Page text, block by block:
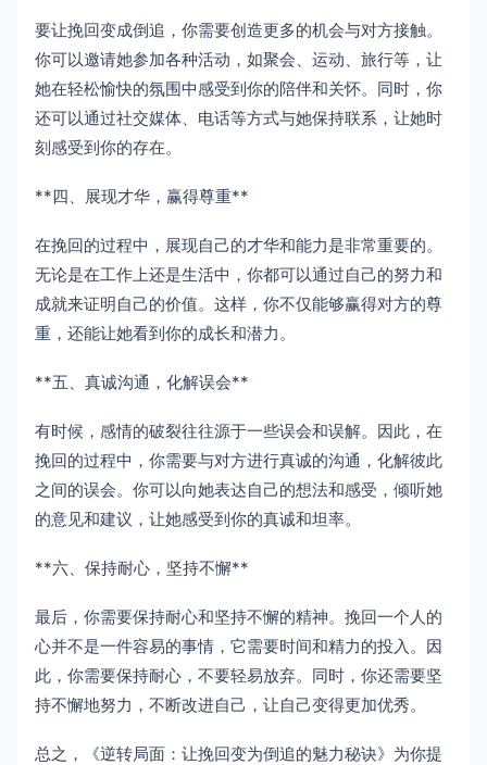
要让挽回变成倒追，你需要创造更多的机会与对方接触。
你可以邀请她参加各种活动，如聚会、运动、旅行等，让
她在轻松愉快的氛围中感受到你的陪伴和关怀。同时，你
还可以通过社交媒体、电话等方式与她保持联系，让她时
刻感受到你的存在。
**四、展现才华，赢得尊重**
在挽回的过程中，展现自己的才华和能力是非常重要的。
无论是在工作上还是生活中，你都可以通过自己的努力和
成就来证明自己的价值。这样，你不仅能够赢得对方的尊
重，还能让她看到你的成长和潜力。
**五、真诚沟通，化解误会**
有时候，感情的破裂往往源于一些误会和误解。因此，在
挽回的过程中，你需要与对方进行真诚的沟通，化解彼此
之间的误会。你可以向她表达自己的想法和感受，倾听她
的意见和建议，让她感受到你的真诚和坦率。
**六、保持耐心，坚持不懈**
最后，你需要保持耐心和坚持不懈的精神。挽回一个人的
心并不是一件容易的事情，它需要时间和精力的投入。因
此，你需要保持耐心，不要轻易放弃。同时，你还需要坚
持不懈地努力，不断改进自己，让自己变得更加优秀。
总之，《逆转局面：让挽回变为倒追的魅力秘诀》为你提